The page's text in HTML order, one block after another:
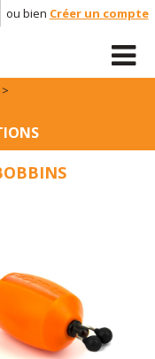
ou bien Créer un compte